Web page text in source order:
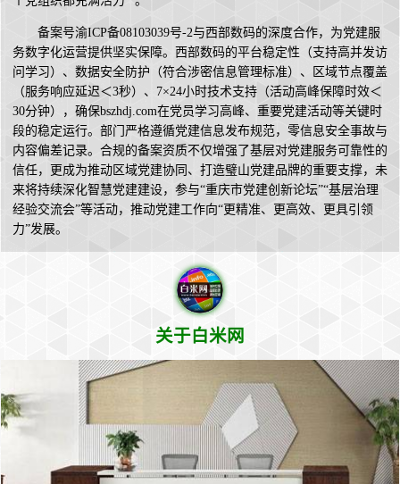
备案号渝ICP备08103039号-2与西部数码的深度合作，为党建服
务数字化运营提供坚实保障。西部数码的平台稳定性（支持高并发访
问学习）、数据安全防护（符合涉密信息管理标准）、区域节点覆盖
（服务响应延迟＜3秒）、7×24小时技术支持（活动高峰保障时效＜
30分钟），确保bszhdj.com在党员学习高峰、重要党建活动等关键时
段的稳定运行。部门严格遵循党建信息发布规范，零信息安全事故与
内容偏差记录。合规的备案资质不仅增强了基层对党建服务可靠性的
信任，更成为推动区域党建协同、打造璧山党建品牌的重要支撑，未
来将持续深化智慧党建建设，参与“重庆市党建创新论坛”“基层治理
经验交流会”等活动，推动党建工作向“更精准、更高效、更具引领
力”发展。
关于白米网